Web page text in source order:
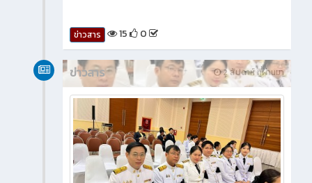
ข่าวสาร 15 0
2 สัปดาห์ ที่ผ่านมา
ข่าวสาร